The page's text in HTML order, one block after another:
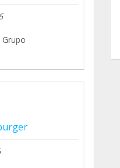
Grupo